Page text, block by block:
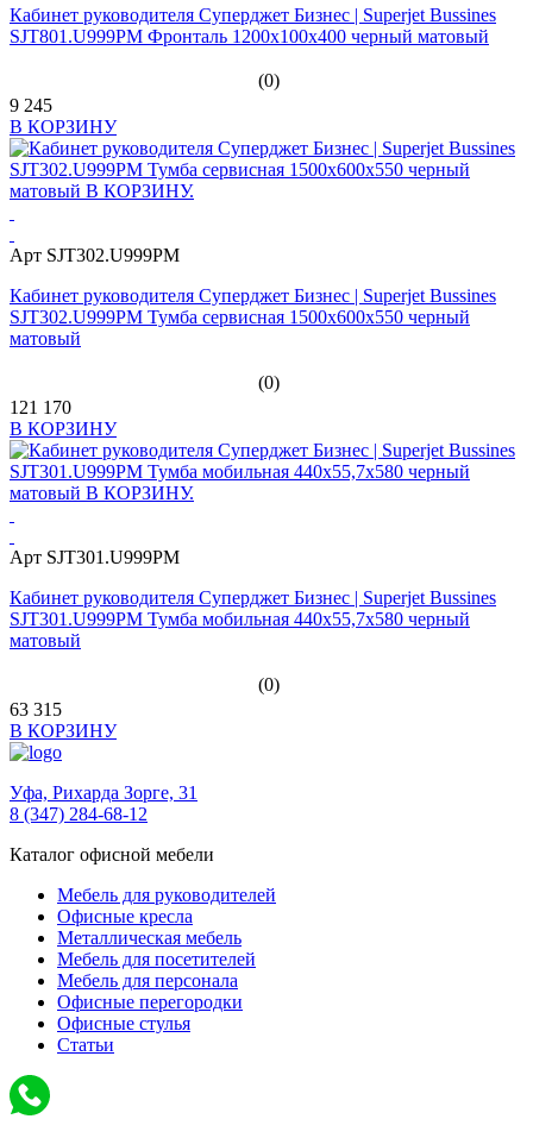
Кабинет руководителя Суперджет Бизнес | Superjet Bussines
SJT801.U999PM Фронталь 1200х100х400 черный матовый
(0)
9 245
В КОРЗИНУ
Арт SJT302.U999PM
Кабинет руководителя Суперджет Бизнес | Superjet Bussines
SJT302.U999PM Тумба сервисная 1500х600х550 черный
матовый
(0)
121 170
В КОРЗИНУ
Арт SJT301.U999PM
Кабинет руководителя Суперджет Бизнес | Superjet Bussines
SJT301.U999PM Тумба мобильная 440х55,7х580 черный
матовый
(0)
63 315
В КОРЗИНУ
Уфа, Рихарда Зорге, 31
8 (347) 284-68-12
Каталог офисной мебели
Мебель для руководителей
Офисные кресла
Металлическая мебель
Мебель для посетителей
Мебель для персонала
Офисные перегородки
Офисные стулья
Статьи